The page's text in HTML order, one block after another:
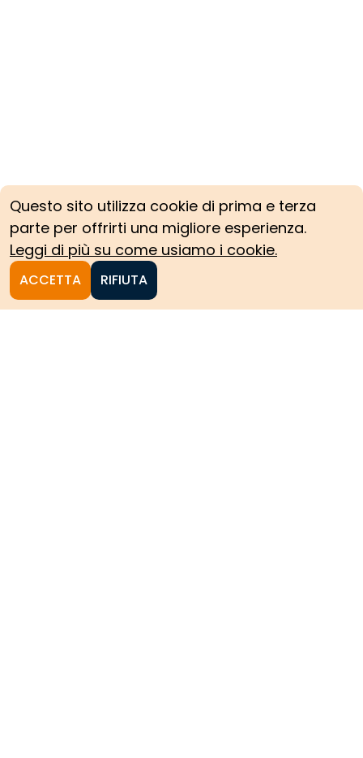
Questo sito utilizza cookie di prima e terza
parte per offrirti una migliore esperienza.
Leggi di più su come usiamo i cookie.
ACCETTA RIFIUTA